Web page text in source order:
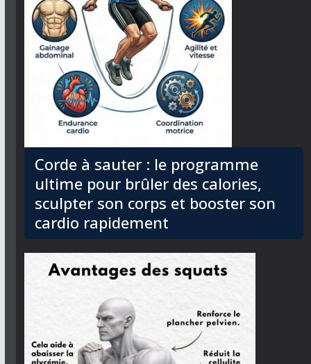
Corde à sauter : le programme
ultime pour brûler des calories,
sculpter son corps et booster son
cardio rapidement